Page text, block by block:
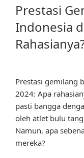
Prestasi
Indonesia
Prestasi gemilang
2024: Apa
pasti bangga
oleh atlet bulu
Namun, apa
mereka?